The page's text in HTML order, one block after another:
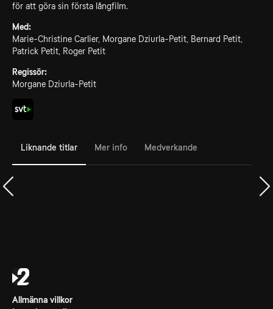
för att göra sin första långfilm.
Med:
Marie-Christine Carlier, Morgane Dziurla-Petit, Bernard Petit,
Patrick Petit, Roger Petit
Regissör:
Morgane Dziurla-Petit
Liknande titlar Mer info Medverkande
Allmänna villkor